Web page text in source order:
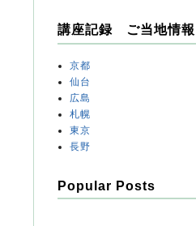
講座記録 ご当地情報
京都
仙台
広島
札幌
東京
長野
Popular Posts